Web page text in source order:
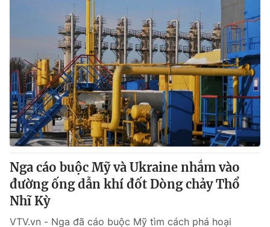
Theo dõi báo trên
Cơ quan chủ quản:Đài Truyền hình Việt Nam
Cơ quan báo chí:Thời báo VTV
Giấy phép hoạt động báo in và báo điện tử số 483/GP-BTTTT
cấp ngày 29/12/2023
Tổng Biên tập:Vũ Thanh Thủy
Phó Tổng Biên tập:Nguyễn Thị Mỹ Hạnh, Phạm Quốc Thắng,
Nguyễn Trọng Ninh
Tổng đài VTV:024.38 355 931 - 024.38 355 932
Ðiện thoại Thời báo VTV:
toasoan@vtv.vn
Nga cáo buộc Mỹ và Ukraine nhắm vào
đường ống dẫn khí đốt Dòng chảy Thổ
Nhĩ Kỳ
VTV.vn - Nga đã cáo buộc Mỹ tìm cách phá hoại